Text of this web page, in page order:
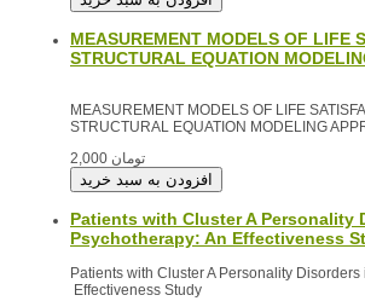
MEASUREMENT MODELS OF LIFE
STRUCTURAL EQUATION
MEASUREMENT MODELS OF LIFE
STRUCTURAL EQUATION MODELING
2,000 تومان
Patients with Cluster A Personality
Psychotherapy: An Effectiveness
Patients with Cluster A Personality
Effectiveness Study